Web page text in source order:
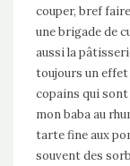
couper, bref
une brigade de
aussi la
toujours un effet
copains qui sont
mon baba au
tarte fine aux
souvent des